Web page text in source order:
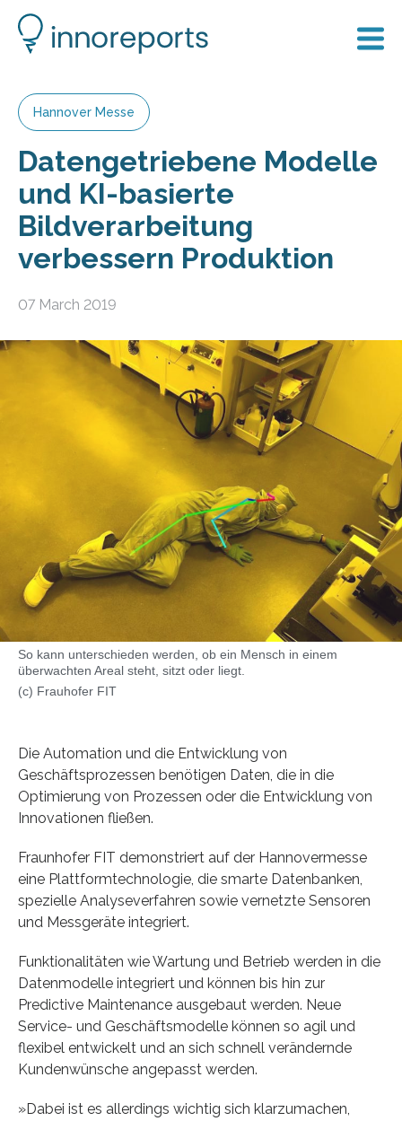
Hannover Messe
Datengetriebene Modelle
und KI-basierte
Bildverarbeitung
verbessern Produktion
07 March 2019
So kann unterschieden werden, ob ein Mensch in einem
überwachten Areal steht, sitzt oder liegt.
(c) Frauhofer FIT
Die Automation und die Entwicklung von
Geschäftsprozessen benötigen Daten, die in die
Optimierung von Prozessen oder die Entwicklung von
Innovationen fließen.
Fraunhofer FIT demonstriert auf der Hannovermesse
eine Plattformtechnologie, die smarte Datenbanken,
spezielle Analyseverfahren sowie vernetzte Sensoren
und Messgeräte integriert.
Funktionalitäten wie Wartung und Betrieb werden in die
Datenmodelle integriert und können bis hin zur
Predictive Maintenance ausgebaut werden. Neue
Service- und Geschäftsmodelle können so agil und
flexibel entwickelt und an sich schnell verändernde
Kundenwünsche angepasst werden.
»Dabei ist es allerdings wichtig sich klarzumachen,